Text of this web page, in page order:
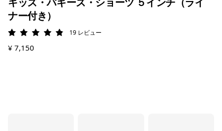
ナー付き）
評価: 4.9 / 5
19 レビュー
¥ 7,150